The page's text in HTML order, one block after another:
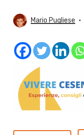
Mario Pugliese